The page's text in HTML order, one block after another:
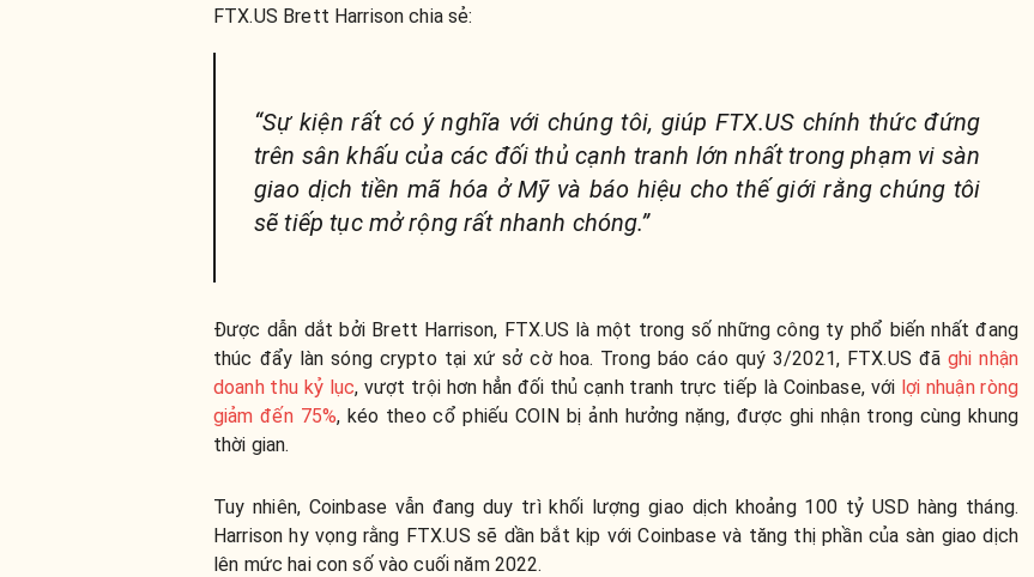
FTX.US Brett Harrison chia sẻ:
“Sự kiện rất có ý nghĩa với chúng tôi, giúp FTX.US chính thức đứng
trên sân khấu của các đối thủ cạnh tranh lớn nhất trong phạm vi sàn
giao dịch tiền mã hóa ở Mỹ và báo hiệu cho thế giới rằng chúng tôi
sẽ tiếp tục mở rộng rất nhanh chóng.”
Được dẫn dắt bởi Brett Harrison, FTX.US là một trong số những công ty phổ biến nhất đang
thúc đẩy làn sóng crypto tại xứ sở cờ hoa. Trong báo cáo quý 3/2021, FTX.US đãghi nhận
doanh thu kỷ lục, vượt trội hơn hẳn đối thủ cạnh tranh trực tiếp là Coinbase, với lợi nhuận ròng
giảm đến 75%, kéo theo cổ phiếu COIN bị ảnh hưởng nặng, được ghi nhận trong cùng khung
thời gian.
Tuy nhiên, Coinbase vẫn đang duy trì khối lượng giao dịch khoảng 100 tỷ USD hàng tháng.
Harrison hy vọng rằng FTX.US sẽ dần bắt kịp với Coinbase và tăng thị phần của sàn giao dịch
lên mức hai con số vào cuối năm 2022.